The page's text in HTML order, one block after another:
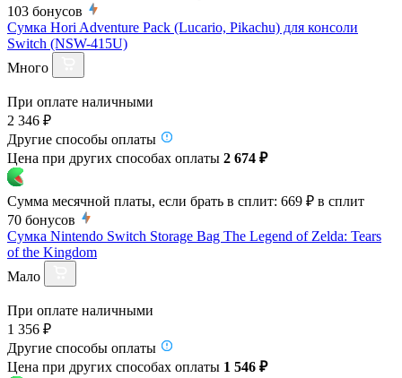
103 бонусов
Сумка Hori Adventure Pack (Lucario, Pikachu) для консоли
Switch (NSW-415U)
Много
При оплате наличными
2 346 ₽
Другие способы оплаты
Цена при других способах оплаты 2 674 ₽
Сумма месячной платы, если брать в сплит: 669 ₽ в сплит
70 бонусов
Сумка Nintendo Switch Storage Bag The Legend of Zelda: Tears
of the Kingdom
Мало
При оплате наличными
1 356 ₽
Другие способы оплаты
Цена при других способах оплаты 1 546 ₽